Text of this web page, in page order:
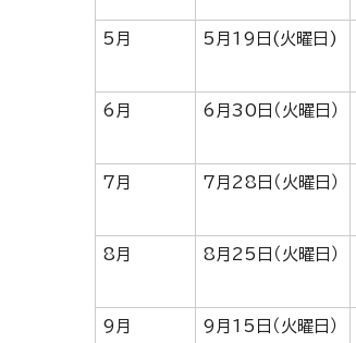
5月 5月19日(火曜日)
6月 6月30日（火曜日）
7月 7月28日（火曜日）
8月 8月25日（火曜日）
9月 9月15日（火曜日）